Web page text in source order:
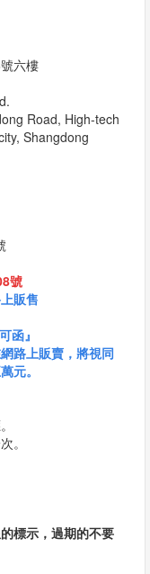
六樓
Road, High-tech
Shangdong
號
販售
函』
路上販賣，將視同
元。
。
標示，過期的不要